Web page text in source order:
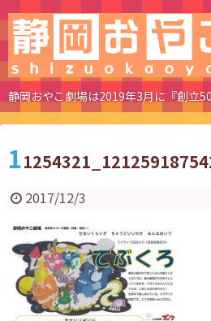
静岡おやこ劇場は2019年3月に『創立
1
2017/12/3